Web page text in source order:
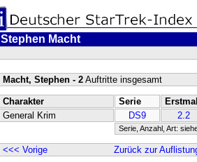
Stephen Macht
Macht, Stephen - 2Auftritte insgesamt
Charakter Serie
General Krim
DS9 2.2
Serie, Anzahl, Art:
<<< Vorige Zurück zur